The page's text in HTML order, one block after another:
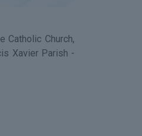
Catholic Church,
Xavier Parish -